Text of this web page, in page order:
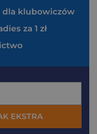
dla klubowiczów
za 1 zł
EKSTRA